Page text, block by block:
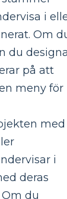
i
Om
du
på att
meny för
med
i
deras
du